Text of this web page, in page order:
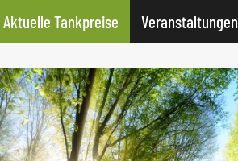
Aktuelle Tankpreise Veranstaltungen